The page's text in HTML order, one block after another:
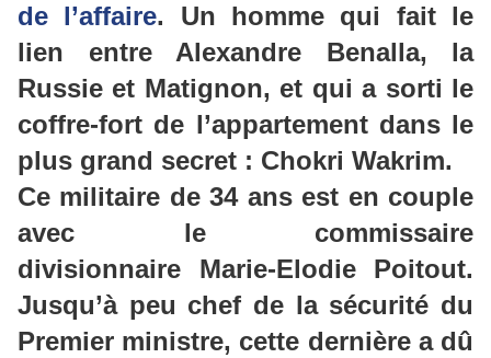
de l’affaire. Un homme qui fait le
lien entre Alexandre Benalla, la
Russie et Matignon, et qui a sorti le
coffre-fort de l’appartement dans le
plus grand secret : Chokri Wakrim.
Ce militaire de 34 ans est en couple
avec le commissaire
divisionnaire Marie-Elodie Poitout.
Jusqu’à peu chef de la sécurité du
Premier ministre, cette dernière a dû